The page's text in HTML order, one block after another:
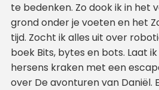
te bedenken. Zo dook ik in het
grond onder je voeten en het
tijd. Zocht ik alles uit over
boek Bits, bytes en bots. Laat
hersens kraken met een
over De avonturen van Daniël.